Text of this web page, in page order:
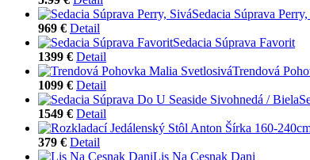
Sedacia Súprava
969 € Detail
Sedacia Súprava Favorit
1399 € Detail
Trendová
1099 € Detail
1549 € Detail
379 € Detail
Lis Na Cesnak Dani